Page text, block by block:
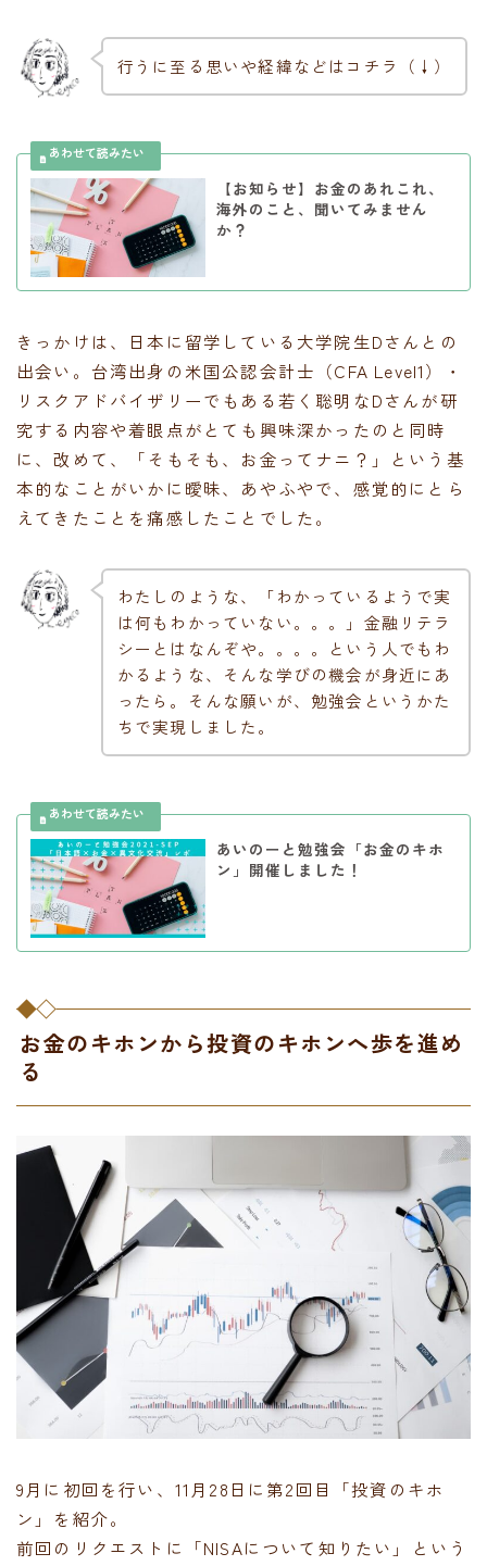
行うに至る思いや経緯などはコチラ（↓）
【お知らせ】お金のあれこれ、
海外のこと、聞いてみません
か？
きっかけは、日本に留学している大学院生Dさんとの
出会い。台湾出身の米国公認会計士（CFA Level1）・
リスクアドバイザリーでもある若く聡明なDさんが研
究する内容や着眼点がとても興味深かったのと同時
に、改めて、「そもそも、お金ってナニ？」という基
本的なことがいかに曖昧、あやふやで、感覚的にとら
えてきたことを痛感したことでした。
わたしのような、「わかっているようで実
は何もわかっていない。。。」金融リテラ
シーとはなんぞや。。。。という人でもわ
かるような、そんな学びの機会が身近にあ
ったら。そんな願いが、勉強会というかた
ちで実現しました。
あいのーと勉強会「お金のキホ
ン」開催しました！
お金のキホンから投資のキホンへ歩を進め
る
9月に初回を行い、11月28日に第2回目「投資のキホ
ン」を紹介。
前回のリクエストに「NISAについて知りたい」という